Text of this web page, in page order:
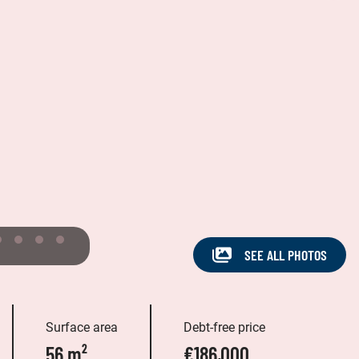
SEE ALL PHOTOS
Surface area
56 m²
Debt-free price
€186,000